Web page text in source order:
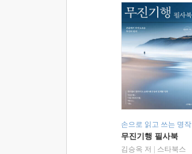
손으로 읽고 쓰는 명작
무진기행 필사북
김승옥 저
스타북스